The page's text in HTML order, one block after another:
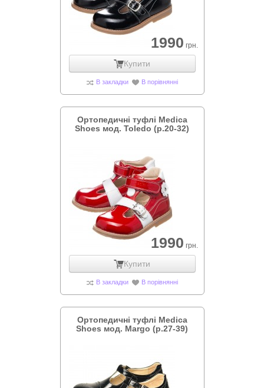
1990 грн.
Купити
В закладки В порівнянні
Ортопедичні туфлі Medica
Shoes мод. Toledo (р.20-32)
1990 грн.
Купити
В закладки В порівнянні
Ортопедичні туфлі Medica
Shoes мод. Margo (р.27-39)